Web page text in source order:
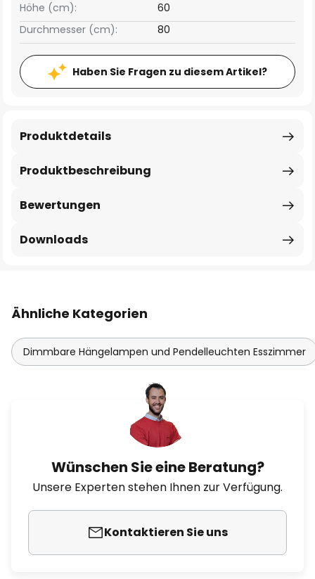
Höhe (cm):
60
Durchmesser (cm):
80
Haben Sie Fragen zu diesem Artikel?
Produktbeschreibung
Produktdetails
Bewertungen
Downloads
Ähnliche Kategorien
Dimmbare Hängelampen und Pendelleuchten Esszimmer
Wünschen Sie eine Beratung?
Unsere Experten stehen Ihnen zur Verfügung.
Kontaktieren Sie uns